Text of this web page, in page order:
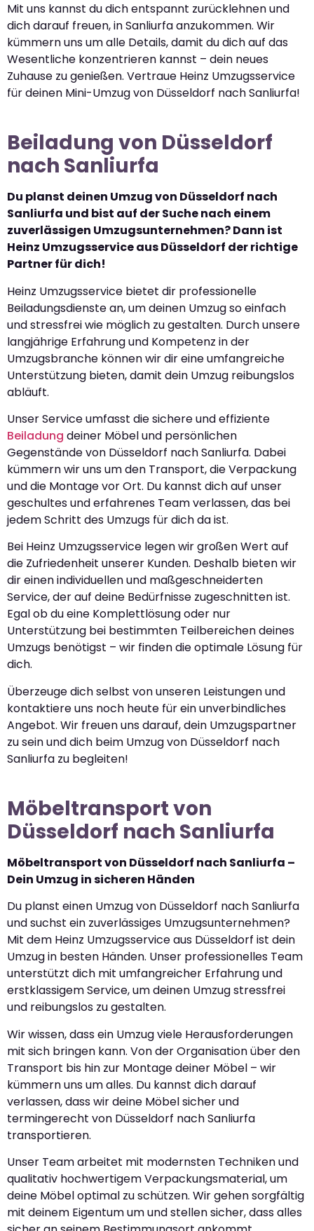
Mit uns kannst du dich entspannt zurücklehnen und
dich darauf freuen, in Sanliurfa anzukommen. Wir
kümmern uns um alle Details, damit du dich auf das
Wesentliche konzentrieren kannst – dein neues
Zuhause zu genießen. Vertraue Heinz Umzugsservice
für deinen Mini-Umzug von Düsseldorf nach Sanliurfa!
Beiladung von Düsseldorf
nach Sanliurfa
Du planst deinen Umzug von Düsseldorf nach
Sanliurfa und bist auf der Suche nach einem
zuverlässigen Umzugsunternehmen? Dann ist
Heinz Umzugsservice aus Düsseldorf der richtige
Partner für dich!
Heinz Umzugsservice bietet dir professionelle
Beiladungsdienste an, um deinen Umzug so einfach
und stressfrei wie möglich zu gestalten. Durch unsere
langjährige Erfahrung und Kompetenz in der
Umzugsbranche können wir dir eine umfangreiche
Unterstützung bieten, damit dein Umzug reibungslos
abläuft.
Unser Service umfasst die sichere und effiziente
Beiladung deiner Möbel und persönlichen
Gegenstände von Düsseldorf nach Sanliurfa. Dabei
kümmern wir uns um den Transport, die Verpackung
und die Montage vor Ort. Du kannst dich auf unser
geschultes und erfahrenes Team verlassen, das bei
jedem Schritt des Umzugs für dich da ist.
Bei Heinz Umzugsservice legen wir großen Wert auf
die Zufriedenheit unserer Kunden. Deshalb bieten wir
dir einen individuellen und maßgeschneiderten
Service, der auf deine Bedürfnisse zugeschnitten ist.
Egal ob du eine Komplettlösung oder nur
Unterstützung bei bestimmten Teilbereichen deines
Umzugs benötigst – wir finden die optimale Lösung für
dich.
Überzeuge dich selbst von unseren Leistungen und
kontaktiere uns noch heute für ein unverbindliches
Angebot. Wir freuen uns darauf, dein Umzugspartner
zu sein und dich beim Umzug von Düsseldorf nach
Sanliurfa zu begleiten!
Möbeltransport von
Düsseldorf nach Sanliurfa
Möbeltransport von Düsseldorf nach Sanliurfa –
Dein Umzug in sicheren Händen
Du planst einen Umzug von Düsseldorf nach Sanliurfa
und suchst ein zuverlässiges Umzugsunternehmen?
Mit dem Heinz Umzugsservice aus Düsseldorf ist dein
Umzug in besten Händen. Unser professionelles Team
unterstützt dich mit umfangreicher Erfahrung und
erstklassigem Service, um deinen Umzug stressfrei
und reibungslos zu gestalten.
Wir wissen, dass ein Umzug viele Herausforderungen
mit sich bringen kann. Von der Organisation über den
Transport bis hin zur Montage deiner Möbel – wir
kümmern uns um alles. Du kannst dich darauf
verlassen, dass wir deine Möbel sicher und
termingerecht von Düsseldorf nach Sanliurfa
transportieren.
Unser Team arbeitet mit modernsten Techniken und
qualitativ hochwertigem Verpackungsmaterial, um
deine Möbel optimal zu schützen. Wir gehen sorgfältig
mit deinem Eigentum um und stellen sicher, dass alles